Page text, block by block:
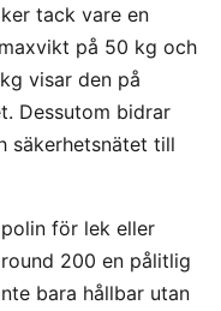
tack vare en
på 50 kg och
visar den på
Dessutom bidrar
säkerhetsnätet till
för lek eller
200 en pålitlig
bara hållbar utan